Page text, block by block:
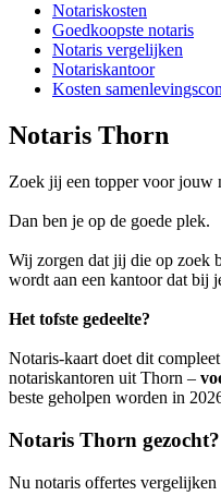
Notariskosten
Goedkoopste notaris
Notaris vergelijken
Notariskantoor
Kosten
Notaris Thorn
Zoek jij een topper voor jouw
Dan ben je op de goede plek.
Wij zorgen dat jij die op zoek
wordt aan een kantoor dat bij
Het tofste gedeelte?
Notaris-kaart doet dit
notariskantoren uit Thorn –
beste geholpen worden in
Notaris Thorn gezocht?
Nu notaris offertes vergelijken